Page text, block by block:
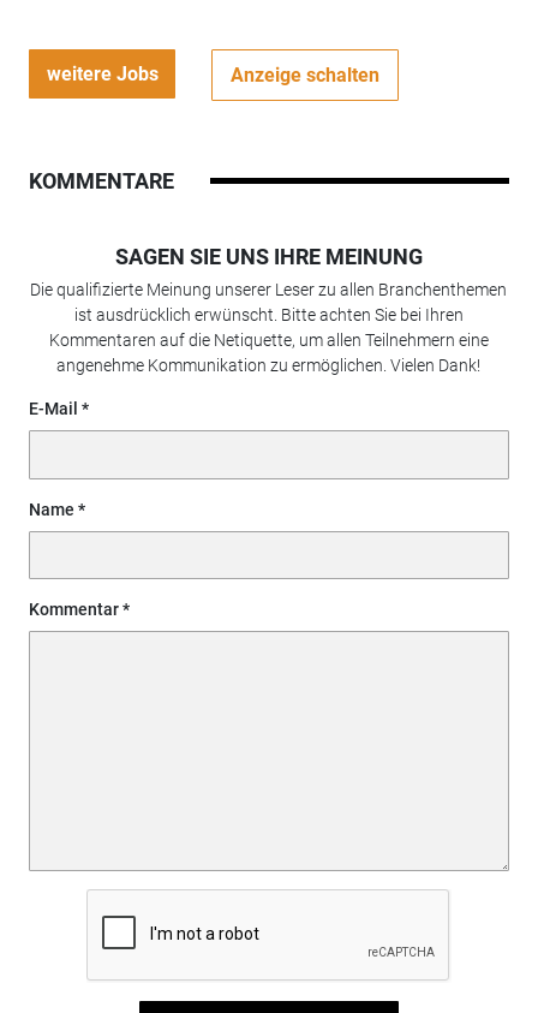
weitere Jobs Anzeige schalten
KOMMENTARE
SAGEN SIE UNS IHRE MEINUNG
Die qualifizierte Meinung unserer Leser zu allen Branchenthemen
ist ausdrücklich erwünscht. Bitte achten Sie bei Ihren
Kommentaren auf die Netiquette, um allen Teilnehmern eine
angenehme Kommunikation zu ermöglichen. Vielen Dank!
E-Mail
Name
Kommentar